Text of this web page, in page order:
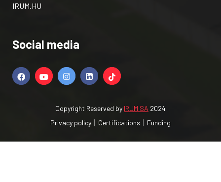
IRUM.HU
Social media
Copyright Reserved by IRUM SA 2024
Privacy policy
Certifications Funding